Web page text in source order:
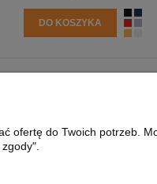
DO KOSZYKA
JAKIE PLIKI
ofertę do Twoich potrzeb.